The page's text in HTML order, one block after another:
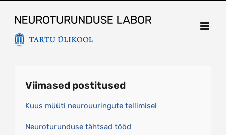
Viimased postitused
Kuus müüti neurouuringute tellimisel
Neuroturunduse tähtsad tööd